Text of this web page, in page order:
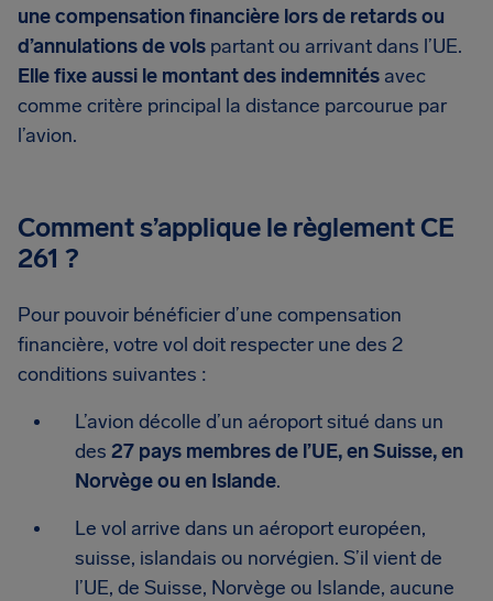
une compensation financière lors de retards ou
d’annulations de vols partant ou arrivant dans l’UE.
Elle fixe aussi le montant des indemnités avec
comme critère principal la distance parcourue par
l’avion.
Comment s’applique le règlement CE
261 ?
Pour pouvoir bénéficier d’une compensation
financière, votre vol doit respecter une des 2
conditions suivantes :
L’avion décolle d’un aéroport situé dans un
des 27 pays membres de l’UE, en Suisse, en
Norvège ou en Islande.
Le vol arrive dans un aéroport européen,
suisse, islandais ou norvégien. S’il vient de
l’UE, de Suisse, Norvège ou Islande, aucune